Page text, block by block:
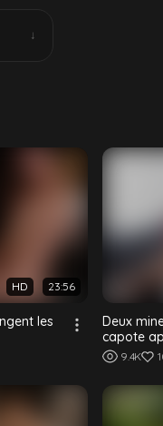
↓
HD 23:56
les
Deux
capote
9.4K